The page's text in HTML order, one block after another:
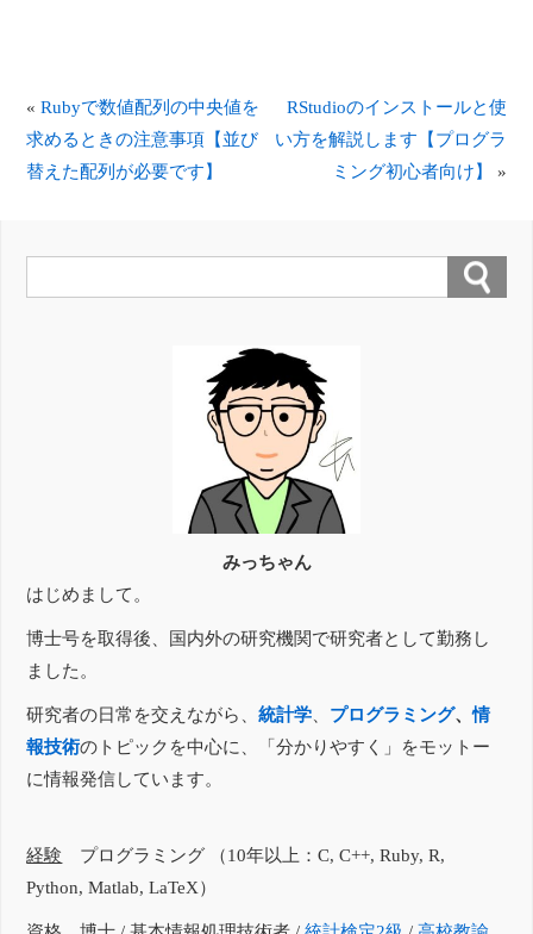
«Rubyで数値配列の中央値を
求めるときの注意事項【並び
替えた配列が必要です】
RStudioのインストールと使
い方を解説します【プログラ
ミング初心者向け】
»
みっちゃん
はじめまして。
博士号を取得後、国内外の研究機関で研究者として勤務し
ました。
研究者の日常を交えながら、統計学 プログラミング、情
報技術のトピックを中心に、「分かりやすく」をモットー
に情報発信しています。
経験 プログラミング （10年以上：C, C++, Ruby, R,
Python, Matlab, LaTeX）